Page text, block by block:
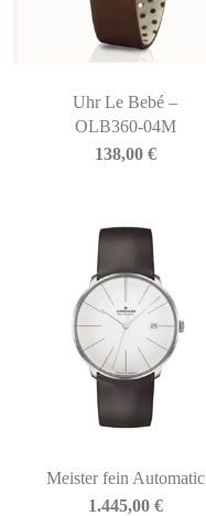
Uhr Le Bebé –
OLB360-04M
138,00 €
Meister fein Automatic
1.445,00 €